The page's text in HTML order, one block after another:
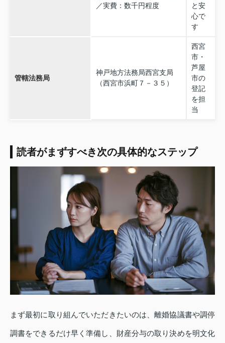
／実費：数千円程度
と安
心で
す
管轄法務局
神戸地方法務局西宮支局
（西宮市浜町７－３５）
西宮
市・
芦屋
市の
登記
を担
当
読者がまずすべき次の具体的なステップ
まず最初に取り組んでいただきたいのは、離婚協議書や調停
調書をできるだけ早く準備し、財産分与の取り決めを明文化